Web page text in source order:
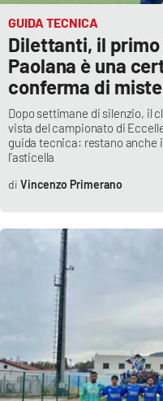
LaC TV
LaC Network
LaC OnAir
EDIZIONI
Crotone
Vibo Valentia
Reggio Calabria
Cosenza
GUIDA TECNICA
Dilettanti, il
Paolana è una
conferma di
Dopo settimane di silenzio, il
vista del campionato di
guida tecnica: restano anche
l'asticella
Vincenzo Primerano